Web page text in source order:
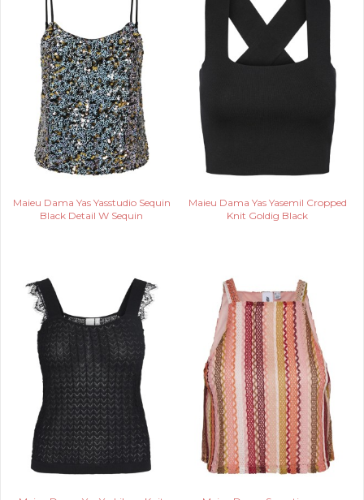
Maieu Dama Yas Yasstudio Sequin
Black Detail W Sequin
Maieu Dama Yas Yasemil Cropped
Knit Goldig Black